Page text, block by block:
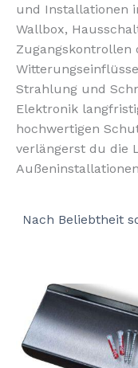
und Installationen
Wallbox,
Zugangskontrollen
Strahlung und
Elektronik
hochwertigen
verlängerst du die